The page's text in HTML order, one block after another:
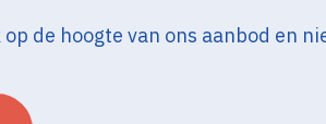
de hoogte van ons aanbod en